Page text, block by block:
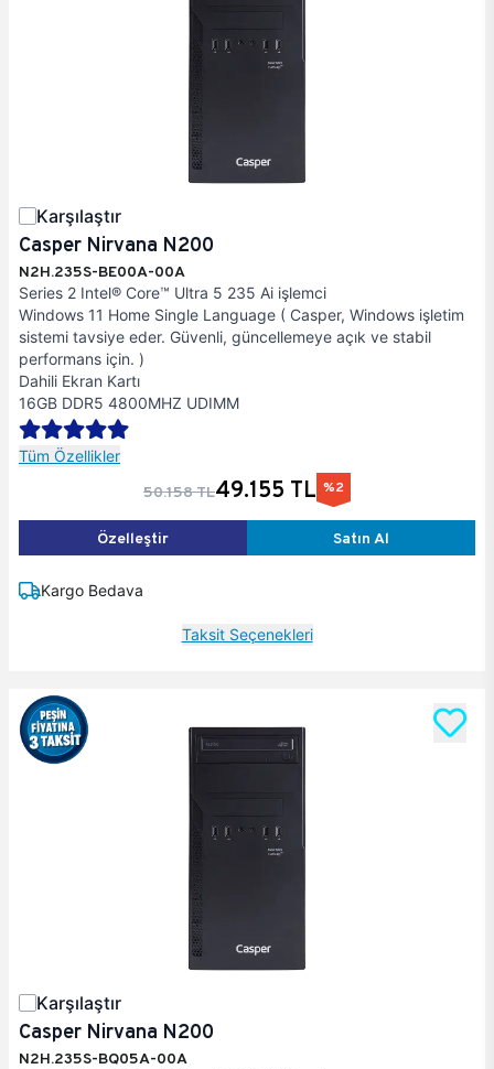
Karşılaştır
Casper Nirvana N200
N2H.235S-BE00A-00A
Series 2 Intel® Core™ Ultra 5 235 Ai işlemci
Windows 11 Home Single Language ( Casper, Windows işletim
sistemi tavsiye eder. Güvenli, güncellemeye açık ve stabil
performans için. )
Dahili Ekran Kartı
16GB DDR5 4800MHZ UDIMM
Tüm Özellikler
50.158 TL49.155 TL %2
Özelleştir Satın Al
Kargo Bedava
Taksit Seçenekleri
Karşılaştır
Casper Nirvana N200
N2H.235S-BQ05A-00A